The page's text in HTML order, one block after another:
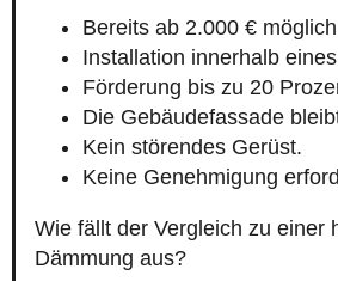
Bereits ab 2.000 €
Installation innerhalb
Förderung bis zu 20
Die Gebäudefassade
Kein störendes Gerüst.
Keine Genehmigung
Wie fällt der Vergleich zu einer
Dämmung aus?